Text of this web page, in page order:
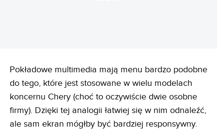
Pokładowe multimedia mają menu bardzo podobne
do tego, które jest stosowane w wielu modelach
koncernu Chery (choć to oczywiście dwie osobne
firmy). Dzięki tej analogii łatwiej się w nim odnaleźć,
ale sam ekran mógłby być bardziej responsywny.